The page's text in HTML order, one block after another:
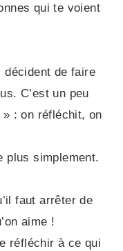
qui te voient
décident de faire
C’est un peu
: on réfléchit, on
plus simplement.
faut arrêter de
aime !
réfléchir à ce qui